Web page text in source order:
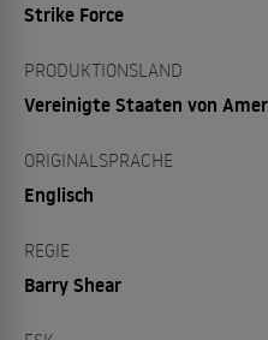
Strike Force
PRODUKTIONSLAND
Vereinigte Staaten von
ORIGINALSPRACHE
Englisch
REGIE
Barry Shear